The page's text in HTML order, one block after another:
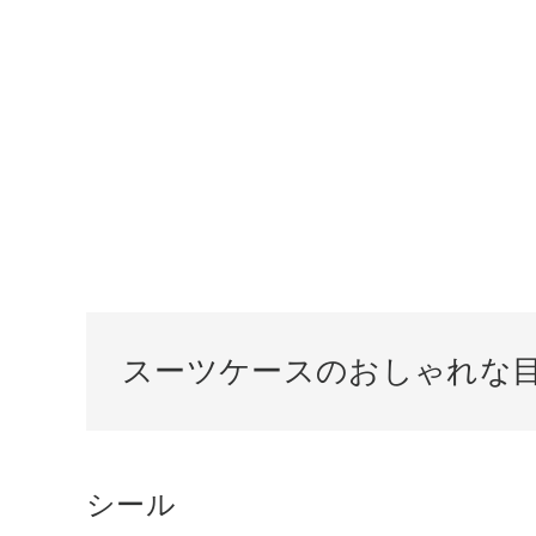
スーツケースのおしゃれな
シール